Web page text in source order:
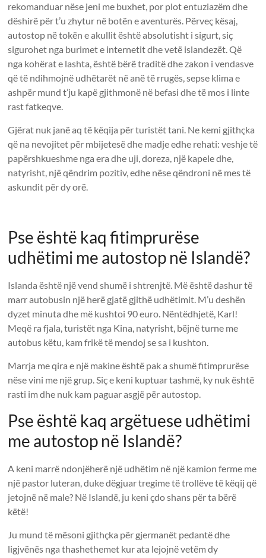
rekomanduar nëse jeni me buxhet, por plot entuziazëm dhe
dëshirë për t’u zhytur në botën e aventurës. Përveç kësaj,
autostop në tokën e akullit është absolutisht i sigurt, siç
sigurohet nga burimet e internetit dhe vetë islandezët. Që
nga kohërat e lashta, është bërë traditë dhe zakon i vendasve
që të ndihmojnë udhëtarët në anë të rrugës, sepse klima e
ashpër mund t’ju kapë gjithmonë në befasi dhe të mos i linte
rast fatkeqve.
Gjërat nuk janë aq të këqija për turistët tani. Ne kemi gjithçka
që na nevojitet për mbijetesë dhe madje edhe rehati: veshje të
papërshkueshme nga era dhe uji, doreza, një kapele dhe,
natyrisht, një qëndrim pozitiv, edhe nëse qëndroni në mes të
askundit për dy orë.
Pse është kaq fitimprurëse
udhëtimi me autostop në Islandë?
Islanda është një vend shumë i shtrenjtë. Më është dashur të
marr autobusin një herë gjatë gjithë udhëtimit. M’u deshën
dyzet minuta dhe më kushtoi 90 euro. Nëntëdhjetë, Karl!
Meqë ra fjala, turistët nga Kina, natyrisht, bëjnë turne me
autobus këtu, kam frikë të mendoj se sa i kushton.
Marrja me qira e një makine është pak a shumë fitimprurëse
nëse vini me një grup. Siç e keni kuptuar tashmë, ky nuk është
rasti im dhe nuk kam paguar asgjë për autostop.
Pse është kaq argëtuese udhëtimi
me autostop në Islandë?
A keni marrë ndonjëherë një udhëtim në një kamion ferme me
një pastor luteran, duke dëgjuar tregime të trollëve të këqij që
jetojnë në male? Në Islandë, ju keni çdo shans për ta bërë
këtë!
Ju mund të mësoni gjithçka për gjermanët pedantë dhe
ligjvënës nga thashethemet kur ata lejojnë vetëm dy